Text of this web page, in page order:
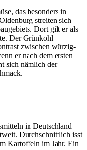
das besonders in
streiten sich
Dort gilt er als
Der Grünkohl
zwischen würzig-
er nach dem ersten
sich nämlich der
in Deutschland
Durchschnittlich isst
Kartoffeln im Jahr. Ein